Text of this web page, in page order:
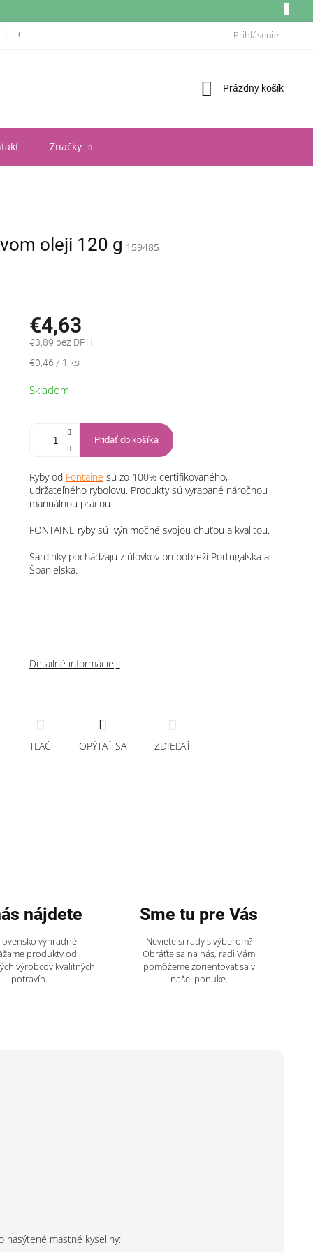
OBCHODNÉ PODMIENKY ZÁSADY OCHRANY OSOBNÝCH ÚDAJOV A
Prihlásenie
Nákupný
Prázdny košík
Značky
oleji 120 g 159485
€4,63
€3,89 bez DPH
Jednotková
€0,46 / 1 ks
Skladom
Pridať do košíka
Ryby od Fontaine sú zo 100% certifikovaného,
udržateľného rybolovu. Produkty sú vyrabané náročnou
manuálnou prácou
FONTAINE ryby sú výnimočné svojou chuťou a kvalitou.
Sardinky pochádzajú z úlovkov pri pobreží Portugalska a
Španielska.
Detailné informácie
TLAČ OPÝTAŤ SA ZDIEĽAŤ
nájdete
výhradné
produkty od
výrobcov kvalitných
potravín.
Sme tu pre Vás
Neviete si rady s výberom?
Obráťte sa na nás, radi Vám
pomôžeme zorientovať sa v
našej ponuke.
nasýtené mastné kyseliny: